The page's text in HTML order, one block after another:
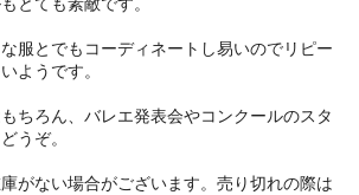
服とでもコーディネートし易いのでリピー
ようです。
ちろん、バレエ発表会やコンクールのスタ
うぞ。
がない場合がございます。売り切れの際は